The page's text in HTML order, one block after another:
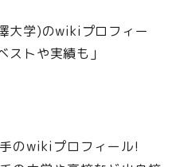
大学)のwikiプロフィー
ストや実績も」
のwikiプロフィール!